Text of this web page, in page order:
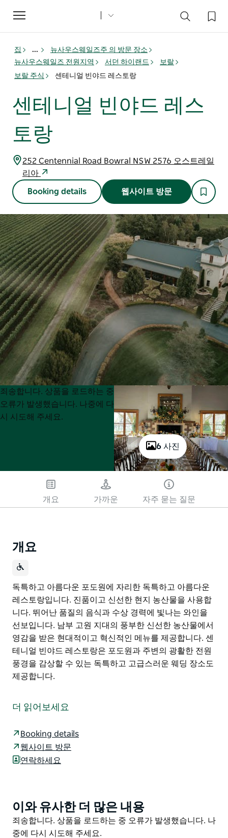
Toggle
navigation
집 ...
뉴사우스웨일즈주 의 방문 장소
뉴사우스웨일즈 전원지역
서던 하이랜드
보랄
보랄 주식
센테니얼 빈야드 레스토랑
센테니얼 빈야드 레스
토랑
252 Centennial Road Bowral NSW 2576 오스트레일
리아
Booking details 웹사이트 방문
6 사진
Product
List
Product
List
죄송합니다. 상품을 로드하는 중
오류가 발생했습니다. 나중에 다
시 시도해 주세요.
개요 가까운 자주 묻는 질문
개요
독특하고 아름다운 포도원에 자리한 독특하고 아름다운
레스토랑입니다. 진품이고 신선한 현지 농산물을 사용합
니다. 뛰어난 품질의 음식과 수상 경력에 빛나는 와인을
선보입니다. 남부 고원 지대의 풍부한 신선한 농산물에서
영감을 받은 현대적이고 혁신적인 메뉴를 제공합니다. 센
테니얼 빈야드 레스토랑은 포도원과 주변의 광활한 전원
풍경을 감상할 수 있는 독특하고 고급스러운 웨딩 장소도
제공합니다.
레스토랑입니다.
의 음식과 수상 경력에 빛나는 와인을 선보입니다.
남부 고원 지대의 풍부한 신선한 농산물에서 영감을 받은
현대적이고 혁신적인 메뉴를 제공합니다.
도 제공합니다.
더 읽어보세요
Booking details
웹사이트 방문
연락하세요
Product
List
이와 유사한 더 많은 내용
Product
List
죄송합니다. 상품을 로드하는 중 오류가 발생했습니다. 나
중에 다시 시도해 주세요.